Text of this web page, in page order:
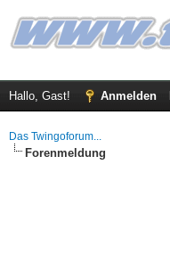
Hallo, Gast! Anmelden
Das Twingoforum...
Forenmeldung